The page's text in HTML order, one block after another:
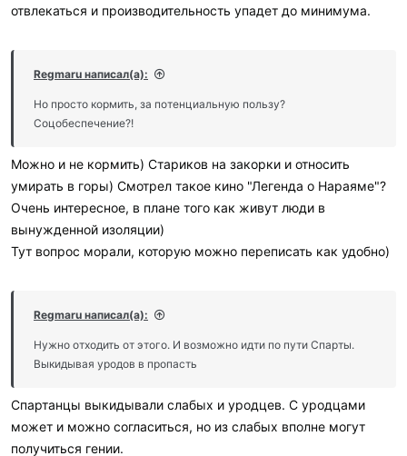
отвлекаться и производительность упадет до минимума.
Regmaru написал(а):
Но просто кормить, за потенциальную пользу?
Соцобеспечение?!
Можно и не кормить) Стариков на закорки и относить
умирать в горы) Смотрел такое кино "Легенда о Нараяме"?
Очень интересное, в плане того как живут люди в
вынужденной изоляции)
Тут вопрос морали, которую можно переписать как удобно)
Regmaru написал(а):
Нужно отходить от этого. И возможно идти по пути Спарты.
Выкидывая уродов в пропасть
Спартанцы выкидывали слабых и уродцев. С уродцами
может и можно согласиться, но из слабых вполне могут
получиться гении.